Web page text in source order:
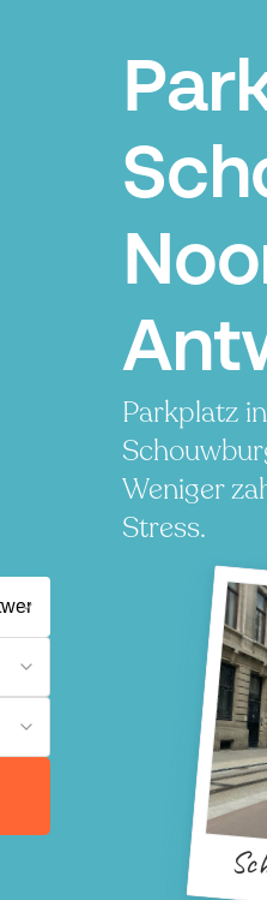
Parkplatz
Weniger
Stress.